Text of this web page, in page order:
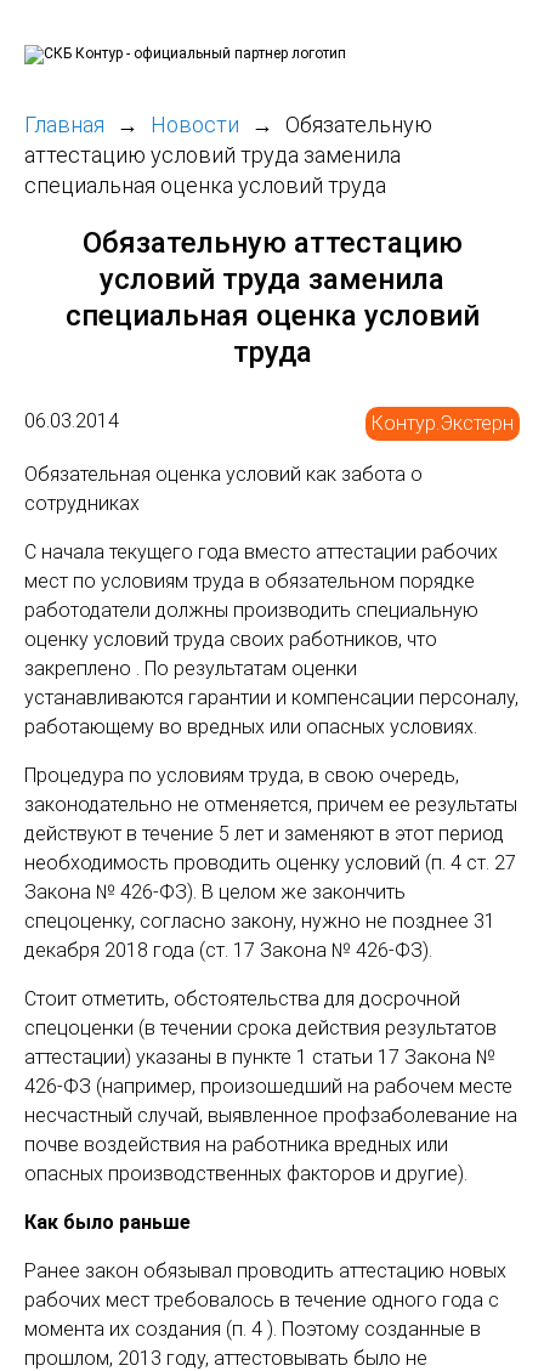
Главная Новости
Обязательную
аттестацию условий труда заменила
специальная оценка условий труда
Обязательную аттестацию
условий труда заменила
специальная оценка условий
труда
06.03.2014 Контур.Экстерн
Обязательная оценка условий как забота о
сотрудниках
С начала текущего года вместо аттестации рабочих
мест по условиям труда в обязательном порядке
работодатели должны производить специальную
оценку условий труда своих работников, что
закреплено . По результатам оценки
устанавливаются гарантии и компенсации персоналу,
работающему во вредных или опасных условиях.
Процедура по условиям труда, в свою очередь,
законодательно не отменяется, причем ее результаты
действуют в течение 5 лет и заменяют в этот период
необходимость проводить оценку условий (п. 4 ст. 27
Закона № 426-ФЗ). В целом же закончить
спецоценку, согласно закону, нужно не позднее 31
декабря 2018 года (ст. 17 Закона № 426-ФЗ).
Стоит отметить, обстоятельства для досрочной
спецоценки (в течении срока действия результатов
аттестации) указаны в пункте 1 статьи 17 Закона №
426-ФЗ (например, произошедший на рабочем месте
несчастный случай, выявленное профзаболевание на
почве воздействия на работника вредных или
опасных производственных факторов и другие).
Как было раньше
Ранее закон обязывал проводить аттестацию новых
рабочих мест требовалось в течение одного года с
момента их создания (п. 4 ). Поэтому созданные в
прошлом, 2013 году, аттестовывать было не